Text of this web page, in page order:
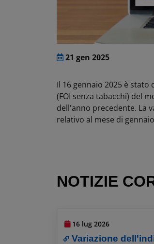
21 gen 2025
Il 16 gennaio 2025 è
(FOI senza tabacchi) del
dell'anno precedente. La
relativo al mese di
NOTIZIE
16 lug 2026
Variazione